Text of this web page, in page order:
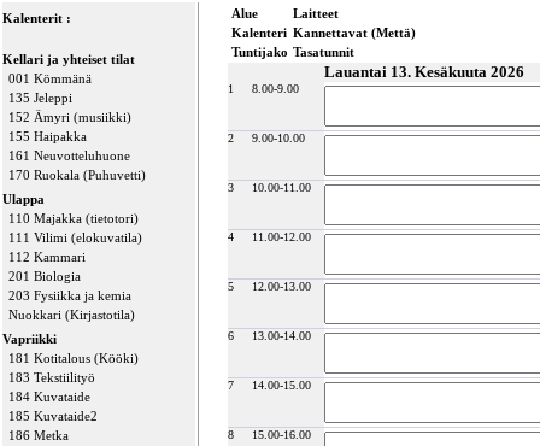
Kalenterit :
Kellari ja yhteiset tilat
001 Kömmänä
135 Jeleppi
152 Ämyri (musiikki)
155 Haipakka
161 Neuvotteluhuone
170 Ruokala (Puhuvetti)
Ulappa
110 Majakka (tietotori)
111 Vilimi (elokuvatila)
112 Kammari
201 Biologia
203 Fysiikka ja kemia
Nuokkari (Kirjastotila)
Vapriikki
181 Kotitalous (Kööki)
183 Tekstiilityö
184 Kuvataide
185 Kuvataide2
186 Metka
Alue
Laitteet
Kalenteri Kannettavat (Mettä)
Tuntijako Tasatunnit
Lauantai 13. Kesäkuuta 2026
1 8.00-9.00
2 9.00-10.00
3 10.00-11.00
4 11.00-12.00
5 12.00-13.00
6 13.00-14.00
7 14.00-15.00
8 15.00-16.00